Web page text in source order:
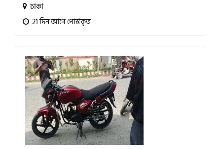
ঢাকা
21 দিন আগে পোস্টকৃত